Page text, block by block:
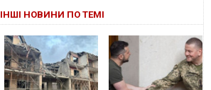
ІНШІ НОВИНИ ПО ТЕМІ